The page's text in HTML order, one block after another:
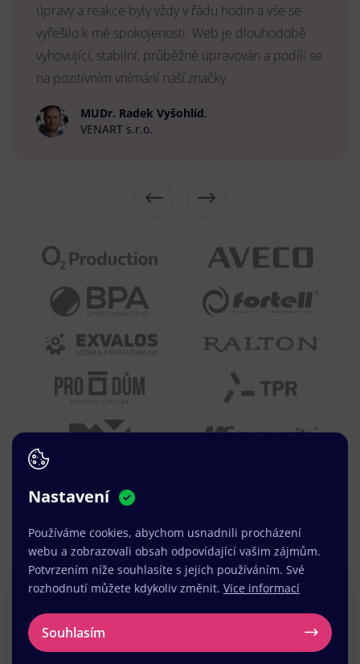
úpravy a reakce byly vždy v řádu hodin a vše se
vyřešilo k mé spokojenosti. Web je dlouhodobě
vyhovující, stabilní, průběžně upravován a podílí se
na pozitivním vnímání naší značky.
MUDr. Radek Vyšohlíd,
VENART s.r.o.
Máte zájem o
tisk letáků
v Kelči?
Nastavení
Používáme cookies, abychom usnadnili procházení
webu a zobrazovali obsah odpovídající vašim zájmům.
Potvrzením níže souhlasíte s jejich používáním. Své
rozhodnutí můžete kdykoliv změnit. Více informací
Souhlasím